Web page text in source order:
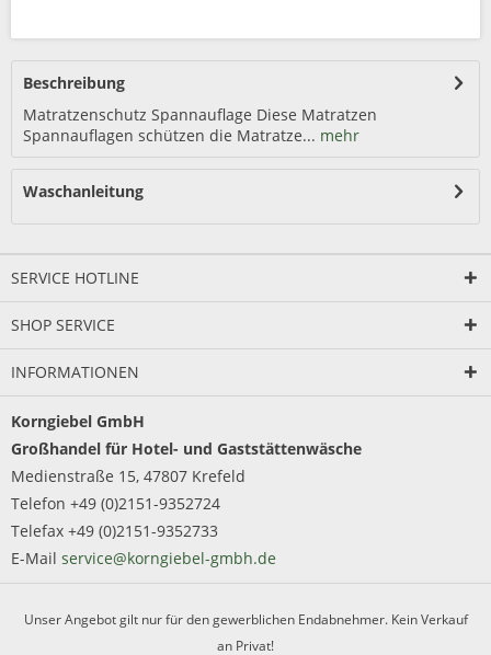
Beschreibung
Matratzenschutz Spannauflage Diese Matratzen
Spannauflagen schützen die Matratze... mehr
Waschanleitung
SERVICE HOTLINE
SHOP SERVICE
INFORMATIONEN
Korngiebel GmbH
Großhandel für Hotel- und Gaststättenwäsche
Medienstraße 15, 47807 Krefeld
Telefon +49 (0)2151-9352724
Telefax +49 (0)2151-9352733
E-Mail service@korngiebel-gmbh.de
Unser Angebot gilt nur für den gewerblichen Endabnehmer. Kein Verkauf
an Privat!